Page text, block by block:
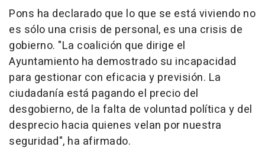
Pons ha declarado que lo que se está viviendo no
es sólo una crisis de personal, es una crisis de
gobierno. "La coalición que dirige el
Ayuntamiento ha demostrado su incapacidad
para gestionar con eficacia y previsión. La
ciudadanía está pagando el precio del
desgobierno, de la falta de voluntad política y del
desprecio hacia quienes velan por nuestra
seguridad", ha afirmado.